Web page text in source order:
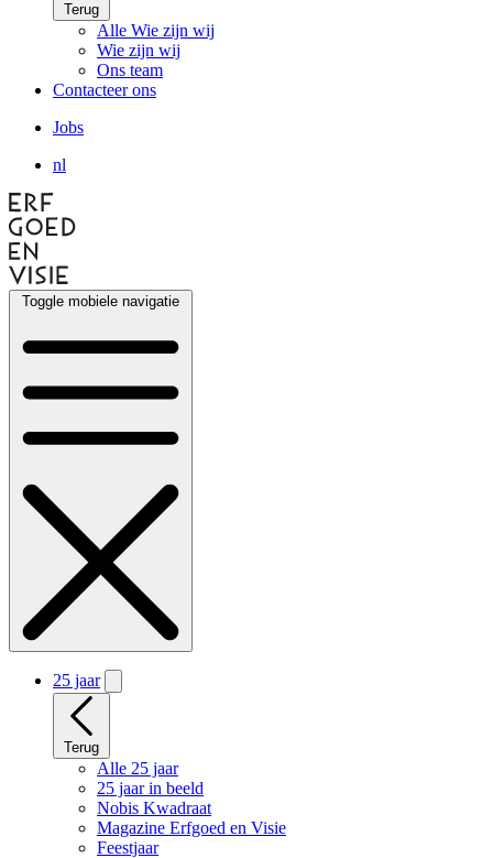
Terug
Alle Wie zijn wij
Wie zijn wij
Ons team
Contacteer ons
Jobs
nl
Toggle mobiele navigatie
25 jaar
Terug
Alle 25 jaar
25 jaar in beeld
Nobis Kwadraat
Magazine Erfgoed en Visie
Feestjaar